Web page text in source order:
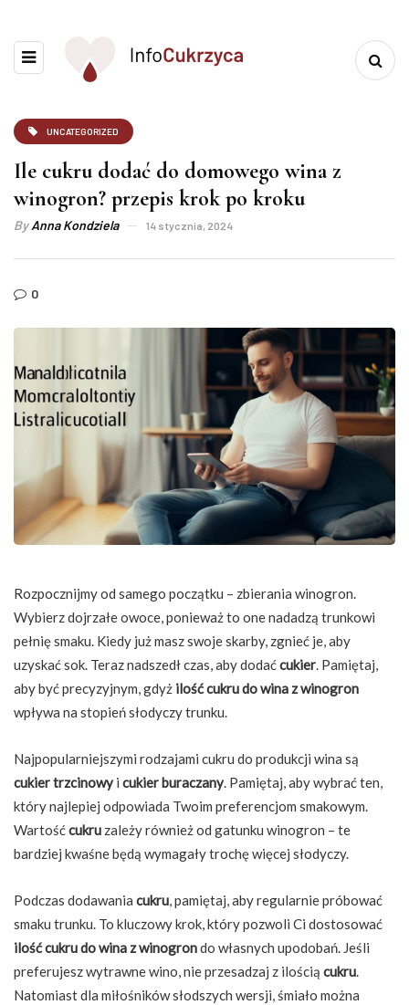
UNCATEGORIZED
Ile cukru dodać do domowego wina z
winogron? przepis krok po kroku
ByAnna Kondziela 14 stycznia, 2024
0
Rozpocznijmy od samego początku – zbierania winogron.
Wybierz dojrzałe owoce, ponieważ to one nadadzą trunkowi
pełnię smaku. Kiedy już masz swoje skarby, zgnieć je, aby
uzyskać sok. Teraz nadszedł czas, aby dodaćcukier. Pamiętaj,
aby być precyzyjnym, gdyż ilość cukru do wina z winogron
wpływa na stopień słodyczy trunku.
Najpopularniejszymi rodzajami cukru do produkcji wina są
cukier trzcinowyi cukier buraczany. Pamiętaj, aby wybrać ten,
który najlepiej odpowiada Twoim preferencjom smakowym.
Wartośćcukru zależy również od gatunku winogron – te
bardziej kwaśne będą wymagały trochę więcej słodyczy.
Podczas dodawania cukru, pamiętaj, aby regularnie próbować
smaku trunku. To kluczowy krok, który pozwoli Ci dostosować
ilość cukru do wina z winogrondo własnych upodobań. Jeśli
preferujesz wytrawne wino, nie przesadzaj z ilością cukru.
Natomiast dla miłośników słodszych wersji, śmiało można